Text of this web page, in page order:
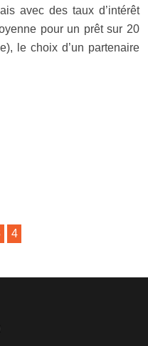
avec des taux d’intérêt
pour un prêt sur 20
le choix d’un partenaire
4